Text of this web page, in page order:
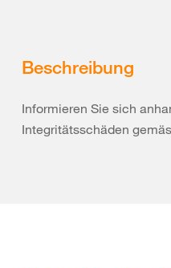
Beschreibung
Informieren Sie sich
Integritätsschäden